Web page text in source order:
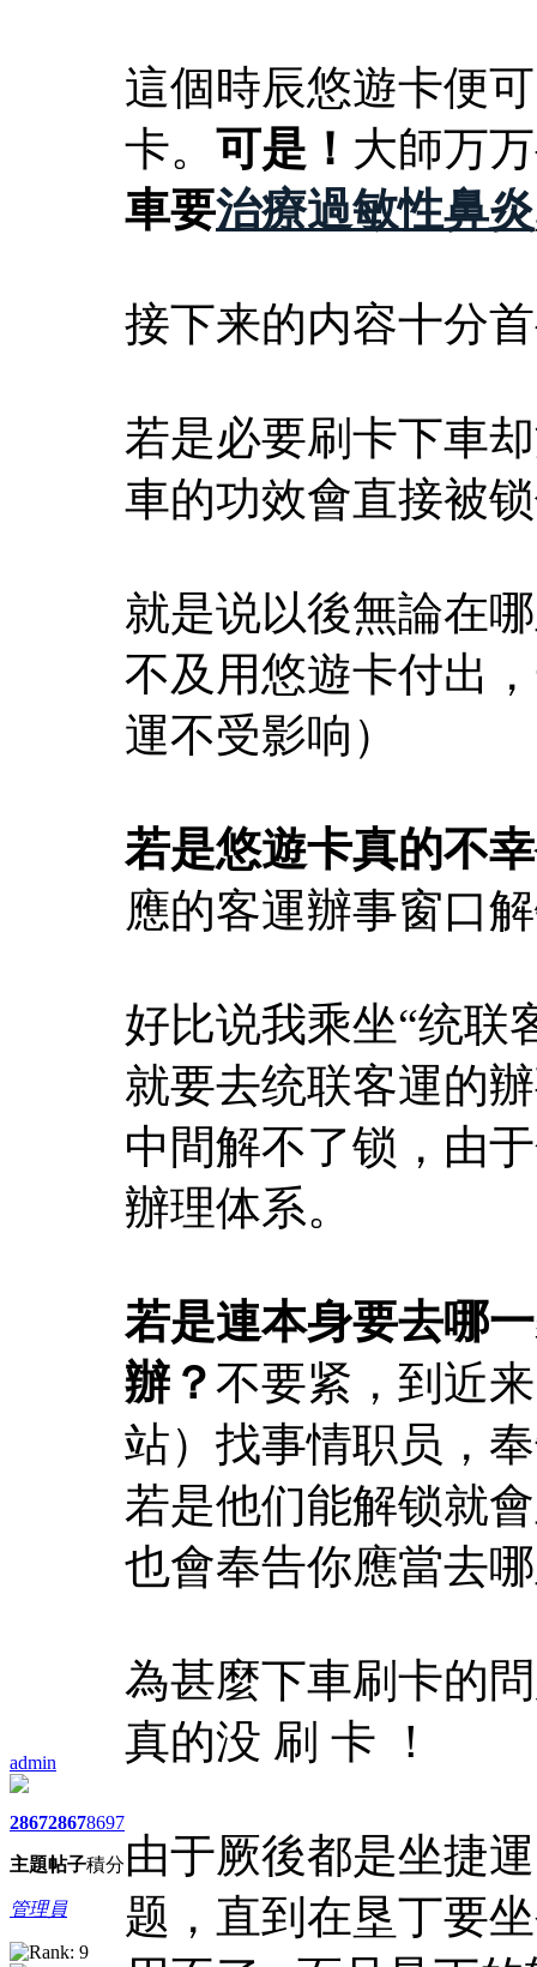
admin
2867
主題
2867
帖子
8697
積分
管理員
這個時辰悠遊卡便
卡。 可是！ 大師万
車要治療過敏性鼻炎
接下来的内容十分
若是必要刷卡下車
車的功效會直接被
就是说以後無論在
不及用悠遊卡付出
運不受影响）
若是悠遊卡真的不
應的客運辦事窗口
好比说我乘坐“统联
就要去统联客運的
中間解不了锁，由
辦理体系。
若是連本身要去哪
辦？不要紧，到近
站）找事情职员，
若是他们能解锁就
也會奉告你應當去
為甚麼下車刷卡的
真的没 刷 卡 ！
由于厥後都是坐捷
题，直到在垦丁要